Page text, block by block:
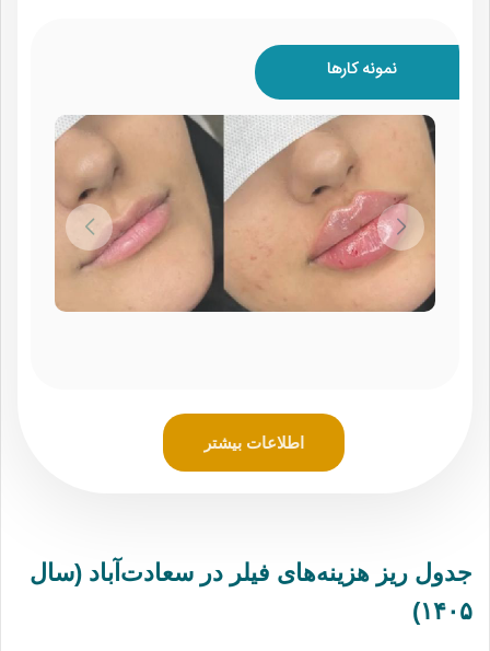
نمونه کارها
اطلاعات بیشتر
جدول ریز هزینه‌های فیلر در سعادت‌آباد (سال
۱۴۰۵)